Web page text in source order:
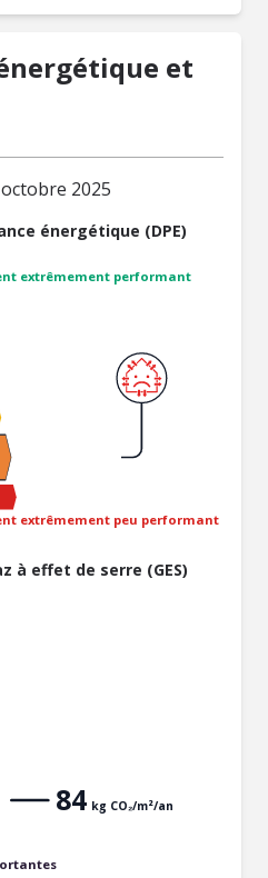
et
2025
énergétique (DPE)
extrêmement performant
extrêmement peu performant
à effet de serre (GES)
84 kg CO₂/m²/an